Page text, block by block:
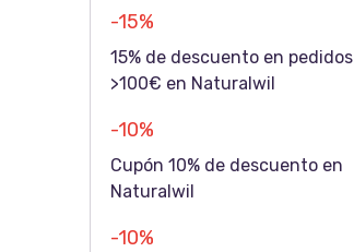
-15%
15% de descuento en pedidos
>100€ en Naturalwil
-10%
Cupón 10% de descuento en
Naturalwil
-10%